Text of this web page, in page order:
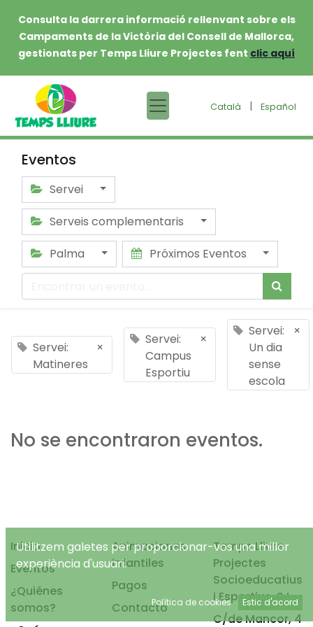
Consulta la darrera informació rellenvant sobre els
Campaments de la Victòria del Consell de Mallorca,
gestionats per Temps Lliure Projectes fent clic aquí
Català | Español
Eventos
Servei
Serveis complementaris
Palma
Próximos Eventos
Servei:
Matineres
×
Servei:
Campus
Esportiu
×
Servei:
Un dia
sense
escola
×
No se encontraron eventos.
Inicio
Eventos
¿Quiénes
somos?
Animaciones
infantiles
Pagos
Contacto
Temps Lliure
Projectes
Socioeducatius
i Esportius, S.L.
C/de Mancor, 4
Utilitzem galetes per proporcionar-vos una millor
experiència d'usuari.
Política de cookies Estic d'acord